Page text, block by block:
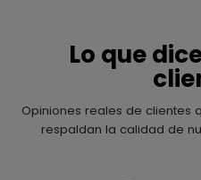
Lo que
Opiniones reales de clientes
respaldan la calidad de